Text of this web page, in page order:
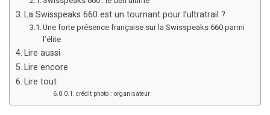
La Swisspeaks 660 est un tournant pour l’ultratrail ?
Une forte présence française sur la Swisspeaks 660 parmi
l’élite
Lire aussi
Lire encore
Lire tout
crédit photo : organisateur